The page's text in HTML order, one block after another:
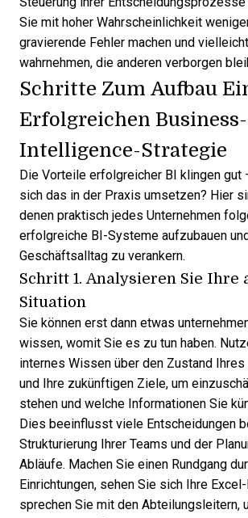
Sie mit hoher Wahrscheinlichkeit
gravierende Fehler machen und
wahrnehmen, die anderen verborgen
Schritte Zum Aufbau
Erfolgreichen Business-
Intelligence-Strategie
Die Vorteile erfolgreicher BI klingen gut
sich das in der Praxis umsetzen? Hier
denen praktisch jedes Unternehmen
erfolgreiche BI-Systeme aufzubauen
Geschäftsalltag zu verankern.
Schritt 1. Analysieren Sie Ihre
Situation
Sie können erst dann etwas
wissen, womit Sie es zu tun haben.
internes Wissen über den Zustand Ihres
und Ihre zukünftigen Ziele, um
stehen und welche Informationen Sie
Dies beeinflusst viele Entscheidungen
Strukturierung Ihrer Teams und der
Abläufe. Machen Sie einen Rundgang
Einrichtungen, sehen Sie sich Ihre
sprechen Sie mit den Abteilungsleitern,